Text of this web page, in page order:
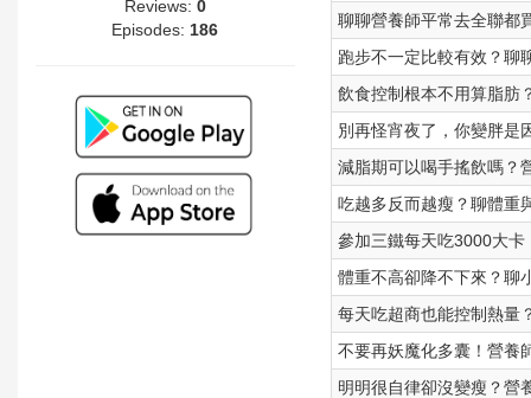
Reviews: 0
Episodes: 186
聊聊營養師平常去全聯都
跑步不一定比較有效？聊
飲食控制根本不用算脂肪
別再怪宵夜了，你變胖是
減脂期可以喝手搖飲嗎？
吃越多反而越瘦？聊體重
參加三鐵每天吃3000大
體重不高卻降不下來？聊
每天吃超商也能控制熱量
不要再妖魔化多囊！營養
明明很自律卻沒變瘦？營